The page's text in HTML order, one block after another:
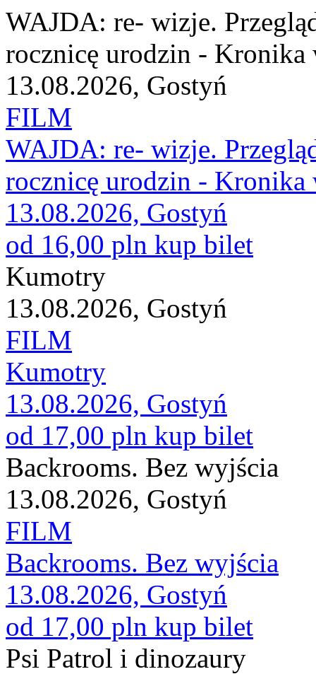
WAJDA: re- wizje.
rocznicę urodzin - Kronika
13.08.2026, Gostyń
FILM
WAJDA: re- wizje.
rocznicę urodzin - Kronika
13.08.2026, Gostyń
od 16,00 pln kup bilet
Kumotry
13.08.2026, Gostyń
FILM
Kumotry
13.08.2026, Gostyń
od 17,00 pln kup bilet
Backrooms. Bez wyjścia
13.08.2026, Gostyń
FILM
Backrooms. Bez wyjścia
13.08.2026, Gostyń
od 17,00 pln kup bilet
Psi Patrol i dinozaury